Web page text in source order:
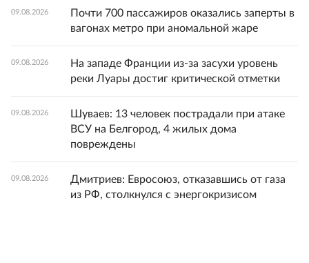
09.08.2026
Почти 700 пассажиров оказались заперты в
вагонах метро при аномальной жаре
09.08.2026
На западе Франции из-за засухи уровень
реки Луары достиг критической отметки
09.08.2026
Шуваев: 13 человек пострадали при атаке
ВСУ на Белгород, 4 жилых дома
повреждены
09.08.2026
Дмитриев: Евросоюз, отказавшись от газа
из РФ, столкнулся с энергокризисом